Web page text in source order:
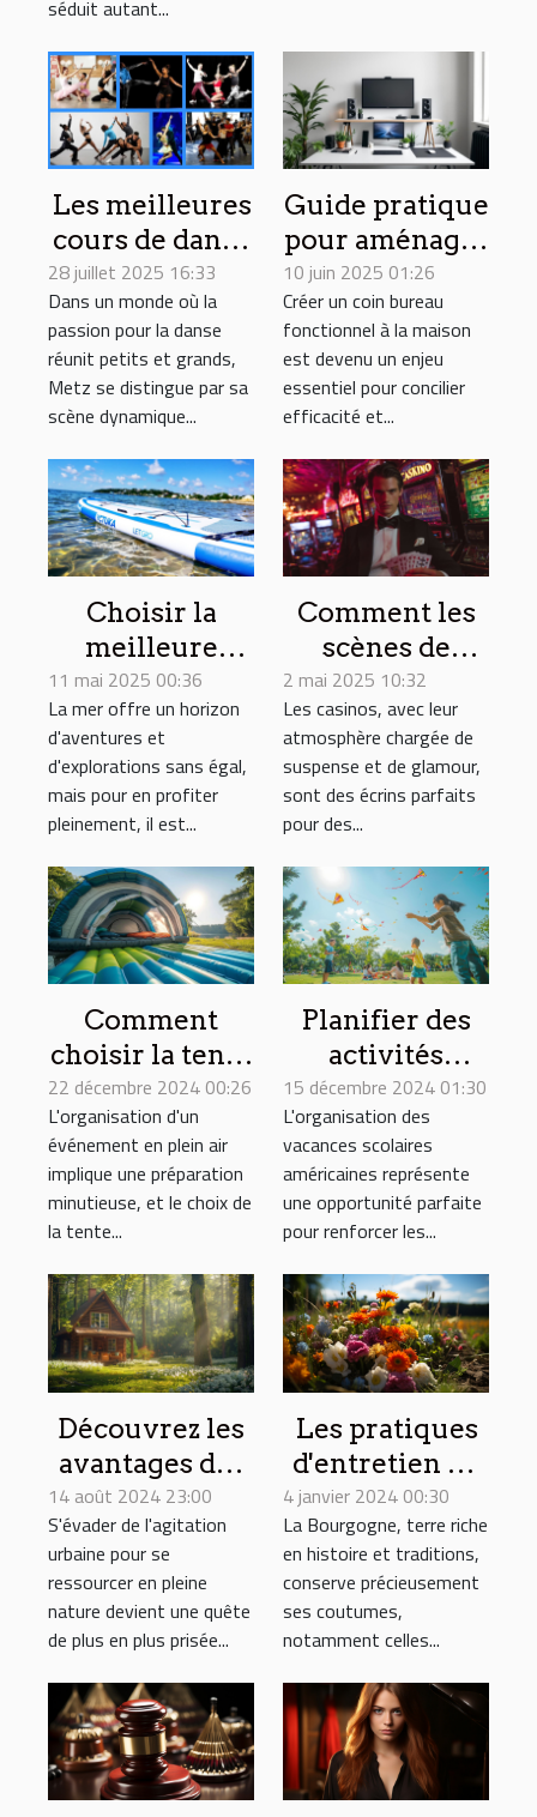
séduit autant...
Les meilleures
cours de danse
à Metz pour
tous les âges
28 juillet 2025 16:33
Dans un monde où la
passion pour la danse
réunit petits et grands,
Metz se distingue par sa
scène dynamique...
Guide pratique
pour aménager
un coin bureau
fonctionnel à
la maison
10 juin 2025 01:26
Créer un coin bureau
fonctionnel à la maison
est devenu un enjeu
essentiel pour concilier
efficacité et...
Choisir la
meilleure
annexe
gonflable pour
vos aventures
en mer
11 mai 2025 00:36
La mer offre un horizon
d'aventures et
d'explorations sans égal,
mais pour en profiter
pleinement, il est...
Comment les
scènes de
casino
influencent-
elles les
intrigues de
films célèbres
2 mai 2025 10:32
Les casinos, avec leur
atmosphère chargée de
suspense et de glamour,
sont des écrins parfaits
pour des...
Comment
choisir la tente
gonflable
idéale pour vos
événements
22 décembre 2024 00:26
L'organisation d'un
événement en plein air
implique une préparation
minutieuse, et le choix de
la tente...
Planifier des
activités
familiales
pendant les
vacances
scolaires
américaines
15 décembre 2024 01:30
L'organisation des
vacances scolaires
américaines représente
une opportunité parfaite
pour renforcer les...
Découvrez les
avantages des
séjours en
maison d'hôtes
en pleine
nature
14 août 2024 23:00
S'évader de l'agitation
urbaine pour se
ressourcer en pleine
nature devient une quête
de plus en plus prisée...
Les pratiques
d'entretien de
sépulture et
les traditions
régionales en
Bourgogne
4 janvier 2024 00:30
La Bourgogne, terre riche
en histoire et traditions,
conserve précieusement
ses coutumes,
notamment celles...